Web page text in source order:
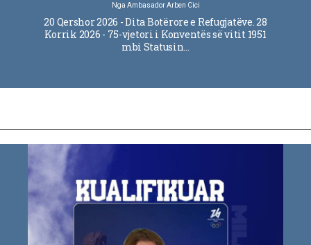
Nga Ambasador Arben Cici
20 Qershor 2026 - Dita Botërore e Refugjatëve. 28
Korrik 2026 - 75-vjetori i Konventës së vitit 1951
mbi Statusin…